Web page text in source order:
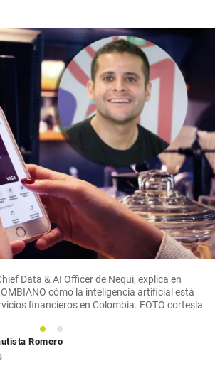
Data & AI Officer de Nequi, explica en
cómo la inteligencia artificial está
financieros en Colombia. FOTO cortesía
1
2
Romero